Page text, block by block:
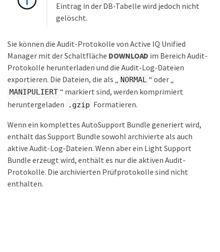
Eintrag in der DB-Tabelle wird jedoch nicht
gelöscht.
Sie können die Audit-Protokolle von Active IQ Unified
Manager mit der Schaltfläche DOWNLOAD im Bereich Audit-
Protokolle herunterladen und die Audit-Log-Dateien
exportieren. Die Dateien, die als „
NORMAL “ oder „
MANIPULIERT “ markiert sind, werden komprimiert
heruntergeladen
.gzip Formatieren.
Wenn ein komplettes AutoSupport Bundle generiert wird,
enthält das Support Bundle sowohl archivierte als auch
aktive Audit-Log-Dateien. Wenn aber ein Light Support
Bundle erzeugt wird, enthält es nur die aktiven Audit-
Protokolle. Die archivierten Prüfprotokolle sind nicht
enthalten.